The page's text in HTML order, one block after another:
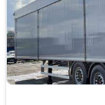
собственный вес
полуприцепа
рублях по курсу ЦБ РФ на
наличие
Владельцев по ПТС: